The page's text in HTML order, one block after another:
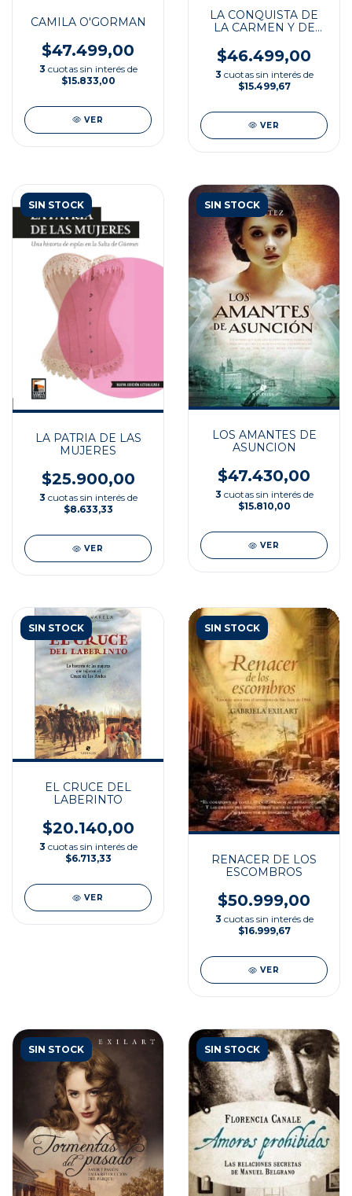
CAMILA O'GORMAN
$47.499,00
3 cuotas sin interés de
$15.833,00
VER
LA CONQUISTA DE
LA CARMEN Y DE
$46.499,00
3 cuotas sin interés de
$15.499,67
VER
SIN STOCK
LA PATRIA DE LAS
MUJERES
$25.900,00
3 cuotas sin interés de
$8.633,33
VER
SIN STOCK
LOS AMANTES DE
ASUNCION
$47.430,00
3 cuotas sin interés de
$15.810,00
VER
SIN STOCK
EL CRUCE DEL
LABERINTO
$20.140,00
3 cuotas sin interés de
$6.713,33
VER
SIN STOCK
RENACER DE LOS
ESCOMBROS
$50.999,00
3 cuotas sin interés de
$16.999,67
VER
SIN STOCK SIN STOCK